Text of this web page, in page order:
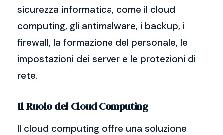
sicurezza informatica, come il cloud
computing, gli antimalware, i backup, i
firewall, la formazione del personale, le
impostazioni dei server e le protezioni di
rete.
Il Ruolo del Cloud Computing
Il cloud computing offre una soluzione